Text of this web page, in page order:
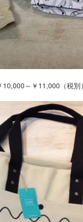
～￥11,000（税別）